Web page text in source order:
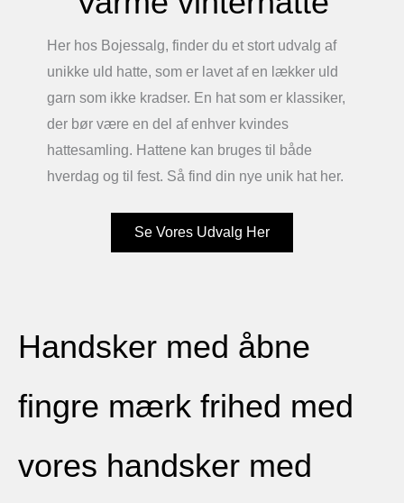
Her hos Bojessalg, finder du et stort udvalg af
unikke uld hatte, som er lavet af en lækker uld
garn som ikke kradser. En hat som er klassiker,
der bør være en del af enhver kvindes
hattesamling. Hattene kan bruges til både
hverdag og til fest. Så find din nye unik hat her.
Se Vores Udvalg Her
Handsker med åbne
fingre mærk frihed med
vores handsker med